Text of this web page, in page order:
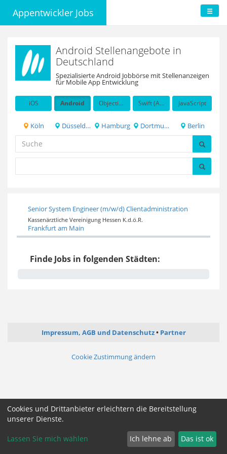
Appentwickler Jobs
Android Stellenangebote in
Deutschland
Spezialisierte Android Jobbörse mit Stellenanzeigen
für Mobile App Entwicklung
iOS Android Objective-C Swift (Apple programming language) JavaScript
Köln Düsseldorf Hamburg Dortmund Berlin
Senior System Engineer (m/w/d) Clientadministration
Kassenärztliche Vereinigung Hessen K.d.ö.R.
Frankfurt am Main
Finde Jobs in folgenden Städten:
Impressum, AGB und Datenschutz Partner
Cookie Zustimmung ändern
Cookies und Drittanbieter erleichtern die Bereitstellung
unserer Dienste.
Lassen Sie mich wählen Ich lehne ab Das ist ok